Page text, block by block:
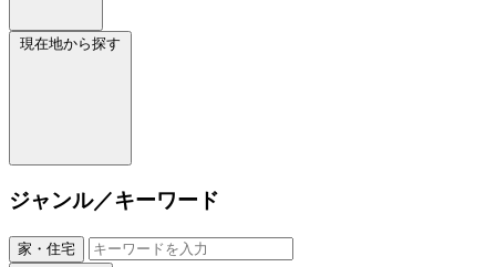
現在地から探す
ジャンル／キーワード
家・住宅